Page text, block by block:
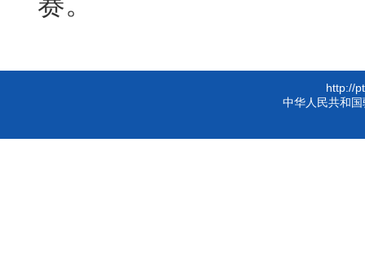
http://
中华人民共和